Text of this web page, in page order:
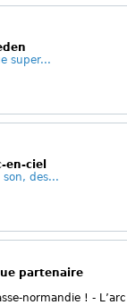
super...
en-ciel
des...
partenaire
normandie ! -